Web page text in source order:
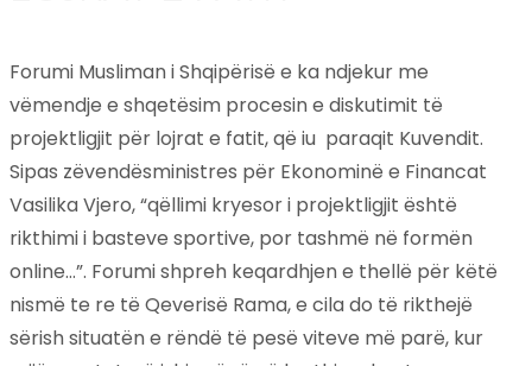
Forumi Musliman i Shqipërisë e ka ndjekur me
vëmendje e shqetësim procesin e diskutimit të
projektligjit për lojrat e fatit, që iu paraqit Kuvendit.
Sipas zëvendësministres për Ekonominë e Financat
Vasilika Vjero, “qëllimi kryesor i projektligjit është
rikthimi i basteve sportive, por tashmë në formën
online…”. Forumi shpreh keqardhjen e thellë për këtë
nismë te re të Qeverisë Rama, e cila do të rikthejë
sërish situatën e rëndë të pesë viteve më parë, kur